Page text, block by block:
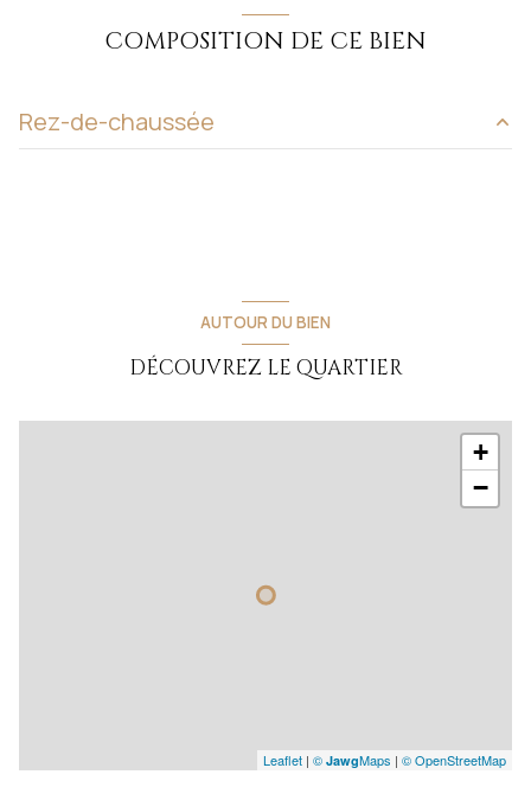
COMPOSITION DE CE BIEN
Rez-de-chaussée
6 m²
AUTOUR DU BIEN
DÉCOUVREZ LE QUARTIER
+
−
Leaflet | © JawgMaps | © OpenStreetMap